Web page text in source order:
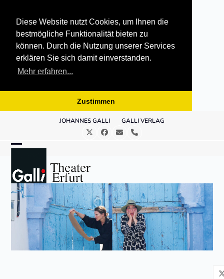
Diese Website nutzt Cookies, um Ihnen die
bestmögliche Funktionalität bieten zu
können. Durch die Nutzung unserer Services
erklären Sie sich damit einverstanden.
Mehr erfahren...
Zustimmen
JOHANNES GALLI GALLI VERLAG
TwitterFacebook
E- Telefon
mobile
menu
mobile
menu